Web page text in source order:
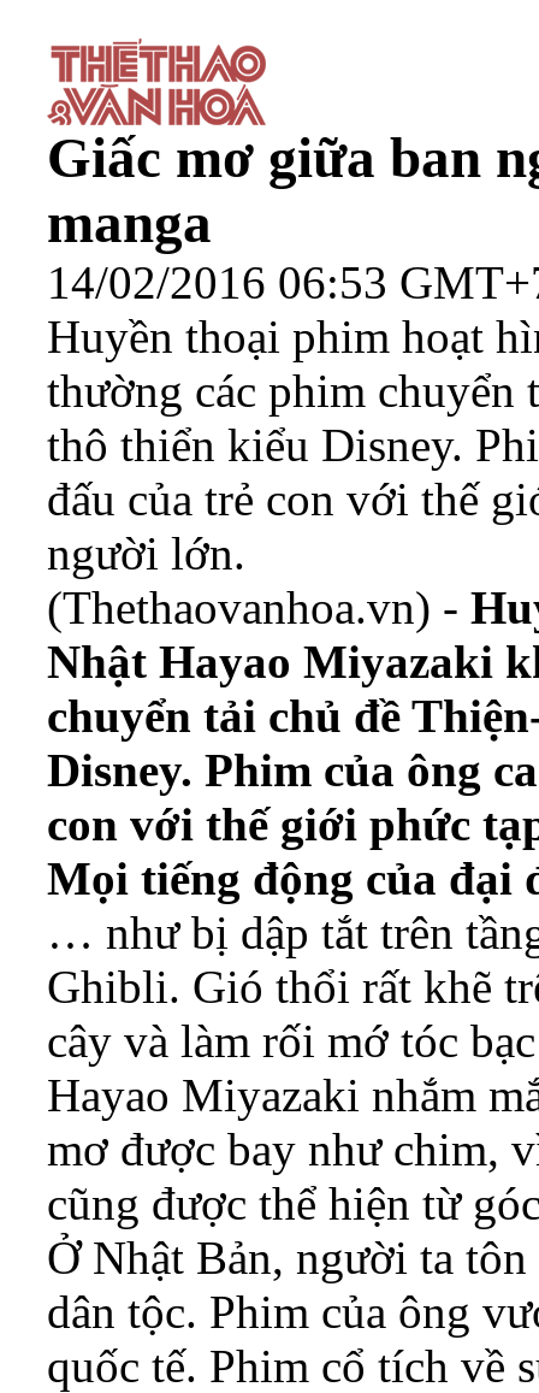
Giấc mơ giữa ban
manga
14/02/2016 06:53
Huyền thoại phim hoạt
thường các phim chuyển
thô thiển kiểu Disney.
đấu của trẻ con với thế
người lớn.
(Thethaovanhoa.vn) -
Nhật Hayao Miyazaki
chuyển tải chủ đề
Disney. Phim của ông
con với thế giới phức
Mọi tiếng động của đại
… như bị dập tắt trên
Ghibli. Gió thổi rất khẽ
cây và làm rối mớ tóc
Hayao Miyazaki nhắm
mơ được bay như chim,
cũng được thể hiện từ
Ở Nhật Bản, người ta
dân tộc. Phim của ông
quốc tế. Phim cổ tích về